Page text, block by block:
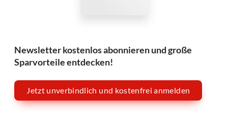
Newsletter kostenlos abonnieren und große
Sparvorteile entdecken!
Jetzt unverbindlich und kostenfrei anmelden